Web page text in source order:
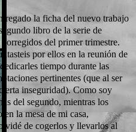
la ficha del nuevo trabajo
libro de la serie de
del primer trimestre.
por ellos en la reunión de
tiempo durante las
pertinentes (que al ser
inseguridad). Como soy
del segundo, mientras los
la mesa de mi casa,
de cogerlos y llevarlos al